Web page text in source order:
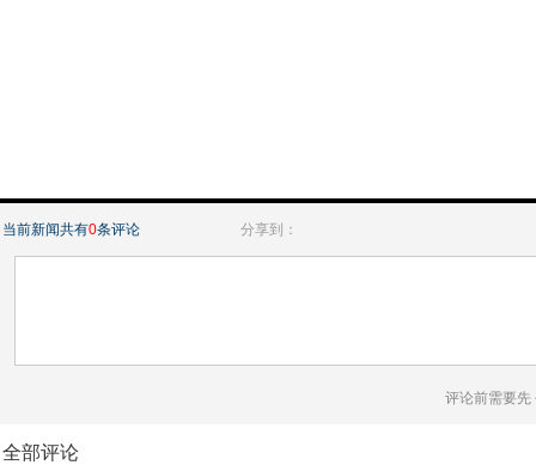
当前新闻共有0条评论 分享到：
评论前需要先
全部评论